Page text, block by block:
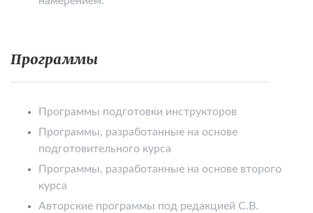
Программы
Программы подготовки инструкторов
Программы, разработанные на основе
подготовительного курса
Программы, разработанные на основе второго
курса
Авторские программы под редакцией С.В.